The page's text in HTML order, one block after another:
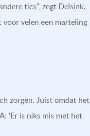
tics”, zegt Delsink.
velen een marteling
zorgen. Juist omdat het
‘Er is niks mis met het